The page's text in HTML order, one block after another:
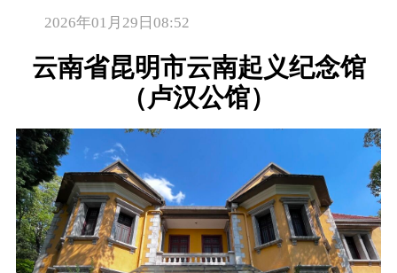
2026年01月29日08:52
云南省昆明市云南起义纪念馆
（卢汉公馆）